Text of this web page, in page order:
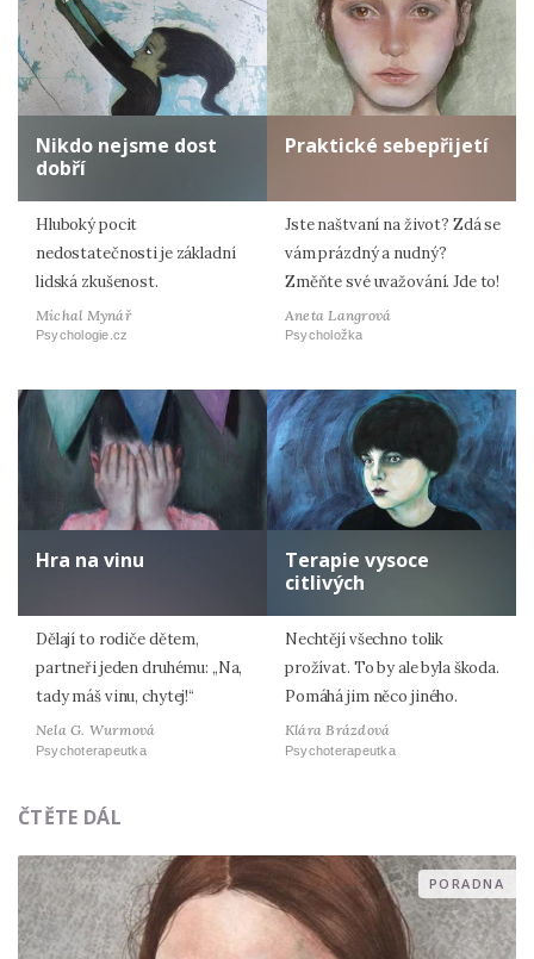
Nikdo nejsme dost
dobří
Hluboký pocit
nedostatečnosti je základní
lidská zkušenost.
Michal Mynář
Psychologie.cz
Praktické sebepřijetí
Jste naštvaní na život? Zdá se
vám prázdný a nudný?
Změňte své uvažování. Jde to!
Aneta Langrová
Psycholožka
Hra na vinu
Dělají to rodiče dětem,
partneři jeden druhému: „Na,
tady máš vinu, chytej!“
Nela G. Wurmová
Psychoterapeutka
Terapie vysoce
citlivých
Nechtějí všechno tolik
prožívat. To by ale byla škoda.
Pomáhá jim něco jiného.
Klára Brázdová
Psychoterapeutka
ČTĚTE DÁL
PORADNA